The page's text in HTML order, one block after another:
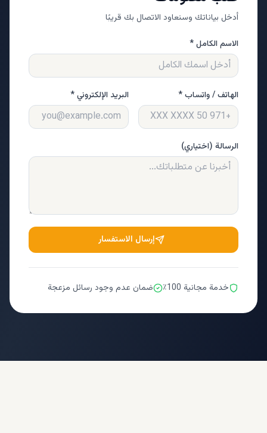
أدخل بياناتك وسنعاود الاتصال بك قريبًا
الاسم الكامل *
الهاتف / واتساب * البريد الإلكتروني *
الرسالة (اختياري)
إرسال الاستفسار
خدمة مجانية 100٪ ضمان عدم وجود رسائل مزعجة